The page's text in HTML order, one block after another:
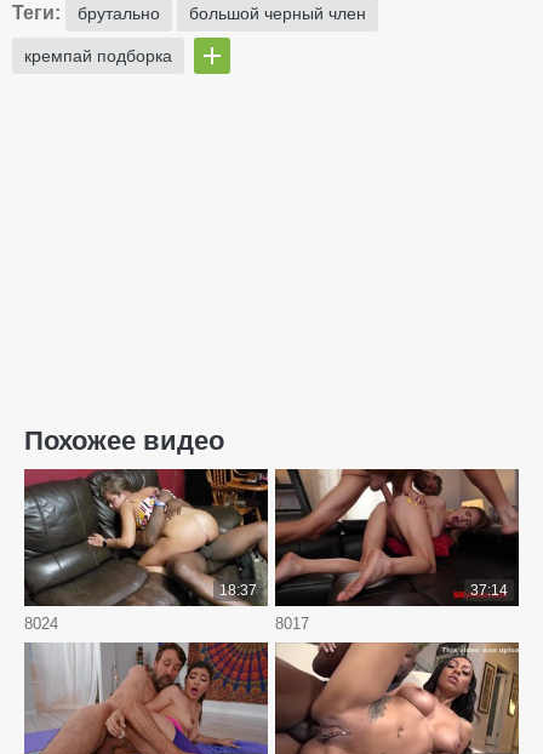
Теги: брутально большой черный член
кремпай подборка
Похожее видео
8024
18:37
8017
37:14